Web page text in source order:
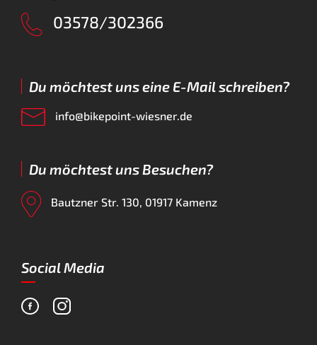
03578/302366
Du möchtest uns eine E-Mail schreiben?
info@bikepoint-wiesner.de
Du möchtest uns Besuchen?
Bautzner Str. 130, 01917 Kamenz
Social Media